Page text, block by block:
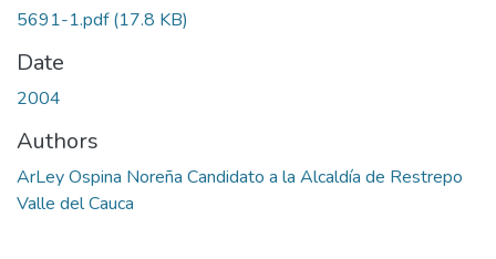
5691-1.pdf(17.8 KB)
Date
2004
Authors
ArLey Ospina Noreña Candidato a la Alcaldía de Restrepo
Valle del Cauca